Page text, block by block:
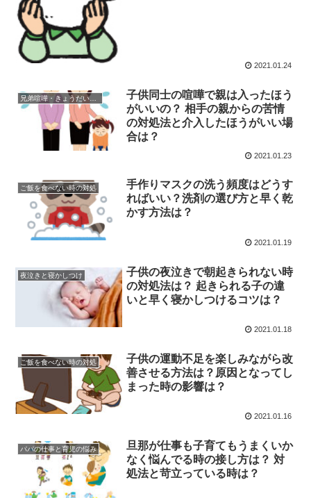
2021.01.24
兄弟喧嘩・きょうだい関係
子供同士の喧嘩で親は入ったほう
がいいの？ 相手の親からの苦情
の対処法と介入したほうがいい場
合は？
2021.01.23
ご飯を食べない時の対処
手作りマスクの洗う頻度はどうす
ればいい？洗剤の選び方と早く乾
かす方法は？
2021.01.19
夜泣きと寝かしつけ
子供の夜泣きで朝起きられない時
の対処法は？ 起きられる子の違
いと早く寝かしつけるコツは？
2021.01.18
ご飯を食べない時の対処
子供の運動不足を楽しみながら改
善させる方法は？原因となってし
まった時の影響は？
2021.01.16
パパの仕事と育児の悩み
旦那が仕事も子育てもうまくいか
なく悩んでる時の接し方は？ 対
処法と苛立っている時は？